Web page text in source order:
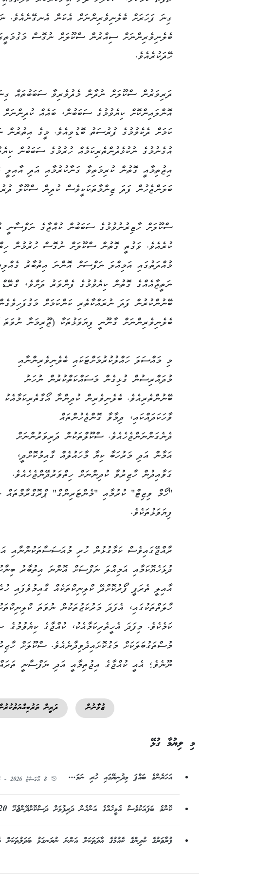
ގިނަ ފަހަރަށް ބެލެނިވެރިންނަށް އެކަން އެނގޭނެއެވެ.
ބެލެނިވެރިންނަށް ސިއްރުން ސްކޫލަށް ނުގޮސް
ހޭދަކުރެއެވެ.
އޮންލައިންކޮށް ކިޔެވުމުގެ ސަބަބުން، ބައެއް
ކަމަށް ދެކެވުމުގެ ފުރުސަތު ބޮޑުވިއެވެ. މީގެ
އުގެނުމުގެ ނުކުޅެދުންތެރިކަމެއް ހުރުމުގެ ސަބަބުން
އިޖުތިމާއީ ގޮތުން ކުރިމަތިވާ ގަނާކުރުމާއި އަދި އާއިލީ
ބަލަންޖެހުން ފަދަ ޒިންމާތަކަކީވެސް ކުދިން ސްކޫލާ
ސްކޫލަށް ހާޒިރުނުވުމުގެ ސަބަބުން ކުއްޖާގެ ނަފްސާނީ
ކުރެއެވެ. ވަގުތީ ގޮތުން ސްކޫލަށް ނުގޮސް ހުރުމުން
މުއްދަތުގައި އަމިއްލަ ނަފްސަށް އޮންނަ އިތުބާރު
ނަތީޖާއެއްގެ ގޮތުން ކިޔެވުމުގެ ފެންވަރު ދަށްވެ،
ބޭނުންކުރުން ފަދަ ނުރައްކާތެރި ކަންކަމަށް
ބެލެނިވެރިންނަށް ގާނޫނީ ފިޔަވަޅުތަކާ (ޖޫރިމަނާ
މި މައްސަލަ ހައްލުކުރުމަށްޓަކައި ބެލެނިވެރިންނާއި
މުދައްރިސުން ގުޅިގެން މަސައްކަތްކުރުން ނުހަނު
ބޭނުންތެރިއެވެ. ބެލެނިވެރިން ކުދިންނާ އޯގާތެރިކަމާއެކު
ވާހަކަދައްކައި، ދިމާވާ ގޮންޖެހުންތައް
ދެނެގަންނަންޖެހެއެވެ. ސްކޫލްތަކުން ދަރިވަރުންނަށް
އަމާން އަދި މަރުހަބާ ކިޔާ މާހައުލެއް ގާއިމުކޮށްދީ،
ގަވާއިދުން ހާޒިރުވާ ކުދިންނަށް ހިތްވަރުދޭންޖެހެއެވެ.
"ހޯމް ވިޒިޓް" ކުރުމާއި "މެންޓަރިންގް"
ފިޔަވަޅުތަކެވެ.
ރާއްޖޭގައިވެސް ކަމާގުޅުން ހުރި މުއަސަސާތަކުންނާއި
ދުޅަހެޔޮކަމާއި އަމިއްލަ ނަފްސަށް އޮންނަ އިތުބާރު
އާއިލީ ތެރަޕީ ފޯރުކޮށްދޭ ކްލިނިކްތަކެއް ގާއިމުވެފައި
ހާލަތްތަކުގައި، އެފަދަ މަރުކަޒުތަކުން ނުވަތަ
ކަމެކެވެ. މިފަދަ އެހީތެރިކަމާއެކު، ކުއްޖާގެ
މުސްތަގުބަލަކަށް މަގުކޮށައިދެވިދާނެއެވެ. ސްކޫލަށް
ނޫނެވެ؛ އެއީ ކުއްޖާގެ އިޖުތިމާއީ އަދި ނަފްސާނީ
ޒުވާނުން ދަރީން
މި ލިޔުމާ ގުޅޭ
އަހަރެންގެ ބައްޕަ މިދުނިޔޭގައި ހުރި ނަމަ... 8 އޯގަސްޓު 2026 - 10:5
ކޮންމެ ބަފައަކުވެސް އެމީހެއްގެ އަންހެން ދަރިފުޅަށް ދަސްކޮށްދޭންޖެހޭ 20 ކަންތައް
ފުރާވަރުގެ ކުދިންގެ ކެއުމުގެ އާދަތަކަށް އަންނަ ނުރަނގަޅު